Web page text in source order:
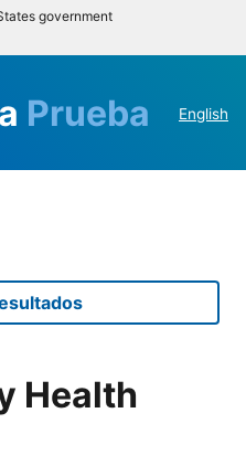
government
Prueba English
Health